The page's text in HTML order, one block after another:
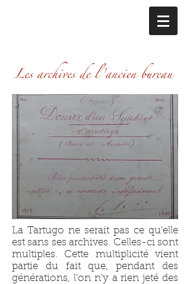
La Tartugo ne serait pas ce qu'elle
est sans ses archives. Celles-ci sont
multiples. Cette multiplicité vient
partie du fait que, pendant des
générations, l'on n'y a rien jeté des